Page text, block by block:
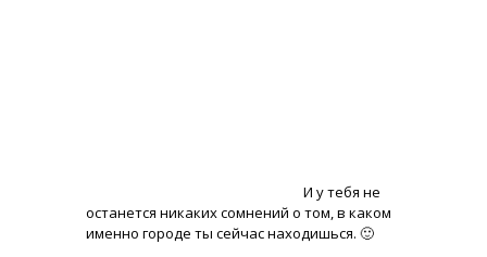
И у тебя не
останется никаких сомнений о том, в каком
именно городе ты сейчас находишься. 🙂